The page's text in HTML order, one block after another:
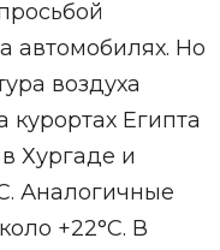
автомобилях. Но
воздуха
курортах Египта
Хургаде и
Аналогичные
+22°С. В